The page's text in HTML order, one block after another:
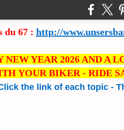
du 67 : http://
NEW YEAR 2026 AND A
YOUR BIKER - RIDE
the link of each topic -